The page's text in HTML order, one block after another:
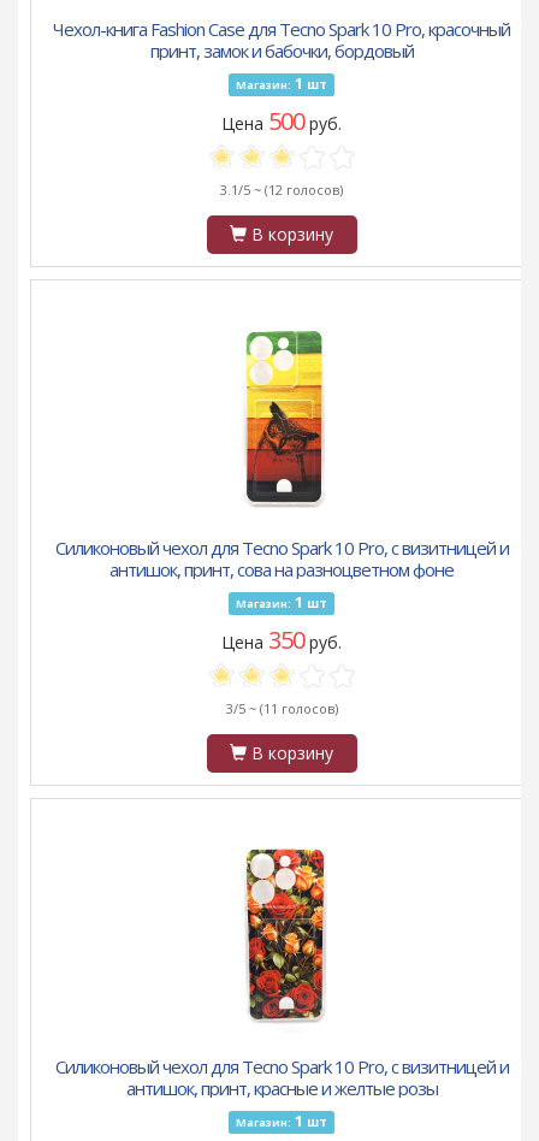
Чехол-книга Fashion Case для Tecno Spark 10 Pro, красочный
принт, замок и бабочки, бордовый
Магазин: 1 шт
Цена 500руб.
3.1/5 ~ (12 голосов)
В корзину
Силиконовый чехол для Tecno Spark 10 Pro, с визитницей и
антишок, принт, сова на разноцветном фоне
Магазин: 1 шт
Цена 350руб.
3/5 ~ (11 голосов)
В корзину
Силиконовый чехол для Tecno Spark 10 Pro, с визитницей и
антишок, принт, красные и желтые розы
Магазин: 1 шт